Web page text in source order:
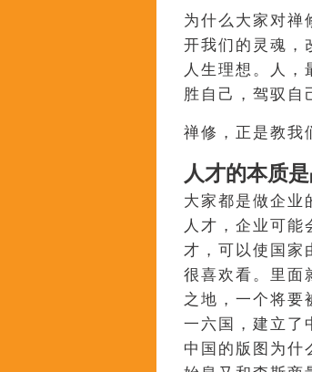
为什么大家对禅
开我们的灵魂，
人生理想。人
胜自己，驾驭自
禅修，正是教我
人才的本质
大家都是做企业
人才，企业可能
才，可以使国家
很喜欢看。里面
之地，一个将要
一六国，建立了
中国的版图为什